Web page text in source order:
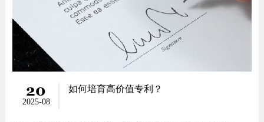
20
2025-08
如何培育高价值专利？